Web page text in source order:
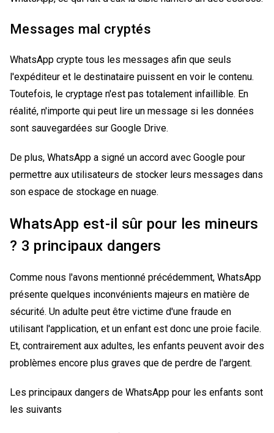
Messages mal cryptés
WhatsApp crypte tous les messages afin que seuls
l'expéditeur et le destinataire puissent en voir le contenu.
Toutefois, le cryptage n'est pas totalement infaillible. En
réalité, n'importe qui peut lire un message si les données
sont sauvegardées sur Google Drive.
De plus, WhatsApp a signé un accord avec Google pour
permettre aux utilisateurs de stocker leurs messages dans
son espace de stockage en nuage.
WhatsApp est-il sûr pour les mineurs
? 3 principaux dangers
Comme nous l'avons mentionné précédemment, WhatsApp
présente quelques inconvénients majeurs en matière de
sécurité. Un adulte peut être victime d'une fraude en
utilisant l'application, et un enfant est donc une proie facile.
Et, contrairement aux adultes, les enfants peuvent avoir des
problèmes encore plus graves que de perdre de l'argent.
Les principaux dangers de WhatsApp pour les enfants sont
les suivants